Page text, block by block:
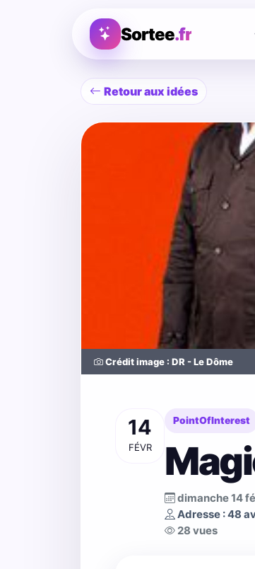
Sortee.fr
Retour aux idées
Crédit image : DR - Le Dôme
14
FÉVR
PointOfInterest
dimanche 14
Adresse : 48
28 vues